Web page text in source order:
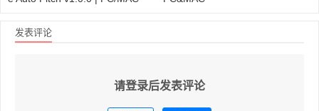
发表评论
请登录后发表评论